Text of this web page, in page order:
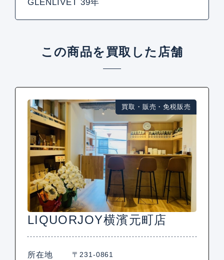
GLENLIVET 39年
この商品を買取した店舗
買取・販売・免税販売
LIQUORJOY横濱元町店
所在地
〒231-0861